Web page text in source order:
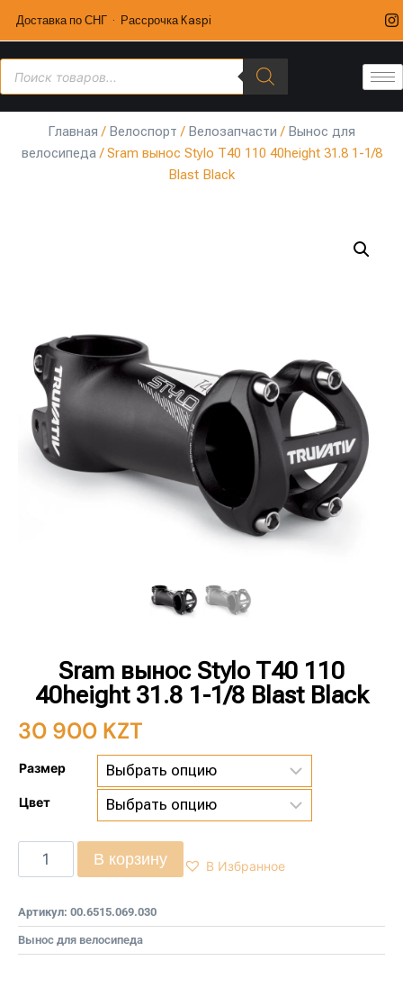
Доставка по СНГ · Рассрочка Kaspi
Главная / Велоспорт / Велозапчасти / Вынос для
велосипеда/ Sram вынос Stylo T40 110 40height 31.8 1-1/8
Blast Black
Sram вынос Stylo T40 110
40height 31.8 1-1/8 Blast Black
30 900 KZT
Размер
Цвет
В корзину В Избранное
Артикул: 00.6515.069.030
Вынос для велосипеда